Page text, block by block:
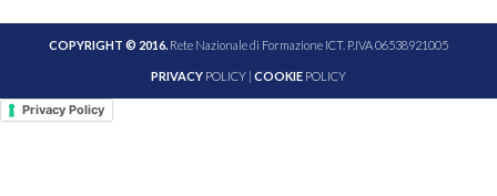
COPYRIGHT © 2016. Rete Nazionale di Formazione ICT. P.IVA 06538921005
PRIVACY POLICY | COOKIE POLICY
Privacy Policy